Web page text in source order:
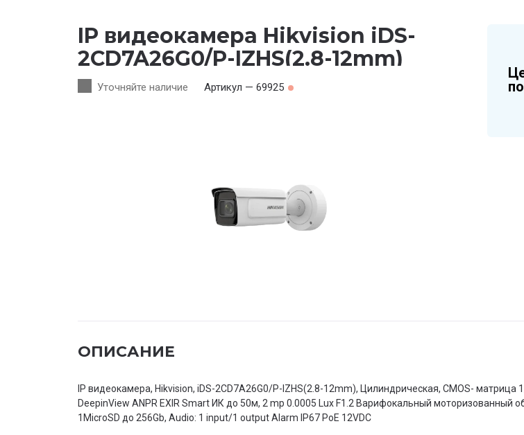
IP видеокамера Hikvision iDS-
2CD7A26G0/P-IZHS(2.8-12mm)
Уточняйте наличие Артикул — 69925
ОПИСАНИЕ
IP видеокамера, Hikvision, iDS-2CD7A26G0/P-IZHS(2.8-12mm), Цилиндрическая, CMOS- матрица
DeepinView ANPR EXIR Smart ИК до 50м, 2 mp 0.0005 Lux F1.2 Варифокальный моторизованный
1MicroSD до 256Gb, Audio: 1 input/1 output Alarm IP67 PoE 12VDC